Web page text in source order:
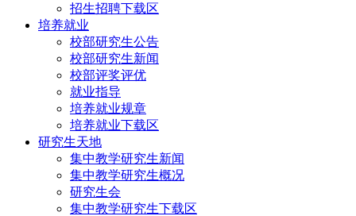
招生招聘下载区
培养就业
校部研究生公告
校部研究生新闻
校部评奖评优
就业指导
培养就业规章
培养就业下载区
研究生天地
集中教学研究生新闻
集中教学研究生概况
研究生会
集中教学研究生下载区